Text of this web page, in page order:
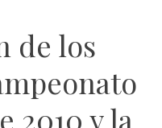
de los
2010 y la